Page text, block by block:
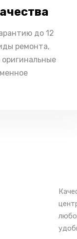
до 12
ремонта,
оригинальные